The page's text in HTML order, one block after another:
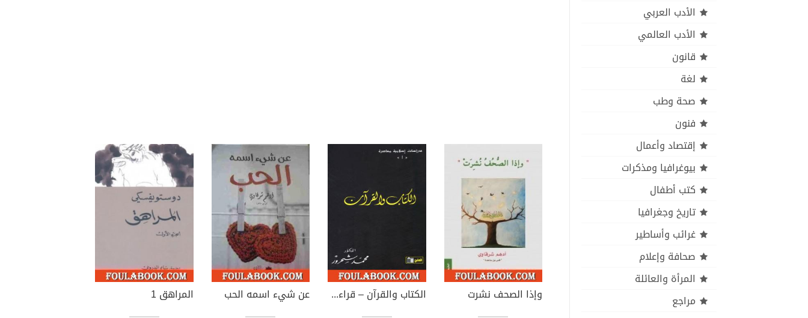
الأدب العربي
الأدب العالمي
قانون
لغة
صحة وطب
فنون
إقتصاد وأعمال
بيوغرافيا ومذكرات
كتب أطفال
تاريخ وجغرافيا
غرائب وأساطير
صحافة وإعلام
المرأة والعائلة
مراجع
وإذا الصحف نشرت
الكتاب والقرآن – قراءة معاصرة
عن شيء اسمه الحب
المراهق 1